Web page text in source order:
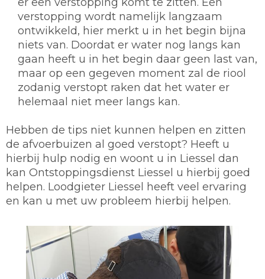
verstopping wordt namelijk langzaam
ontwikkeld, hier merkt u in het begin bijna
niets van. Doordat er water nog langs kan
gaan heeft u in het begin daar geen last van,
maar op een gegeven moment zal de riool
zodanig verstopt raken dat het water er
helemaal niet meer langs kan.
Hebben de tips niet kunnen helpen en zitten
de afvoerbuizen al goed verstopt? Heeft u
hierbij hulp nodig en woont u in Liessel dan
kan Ontstoppingsdienst Liessel u hierbij goed
helpen. Loodgieter Liessel heeft veel ervaring
en kan u met uw probleem hierbij helpen.